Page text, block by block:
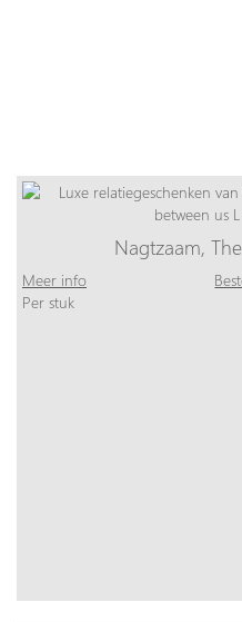
Nagtzaam,
Meer info
Per stuk